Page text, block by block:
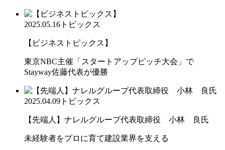
2025.05.16 トピックス
【ビジネストピックス】
東京NBC主催「スタートアップピッチ大会」で
Stayway佐藤代表が優勝
2025.04.09 トピックス
【先端人】ナレルグループ代表取締役 小林 良氏
未経験者をプロに育て建設業界を支える